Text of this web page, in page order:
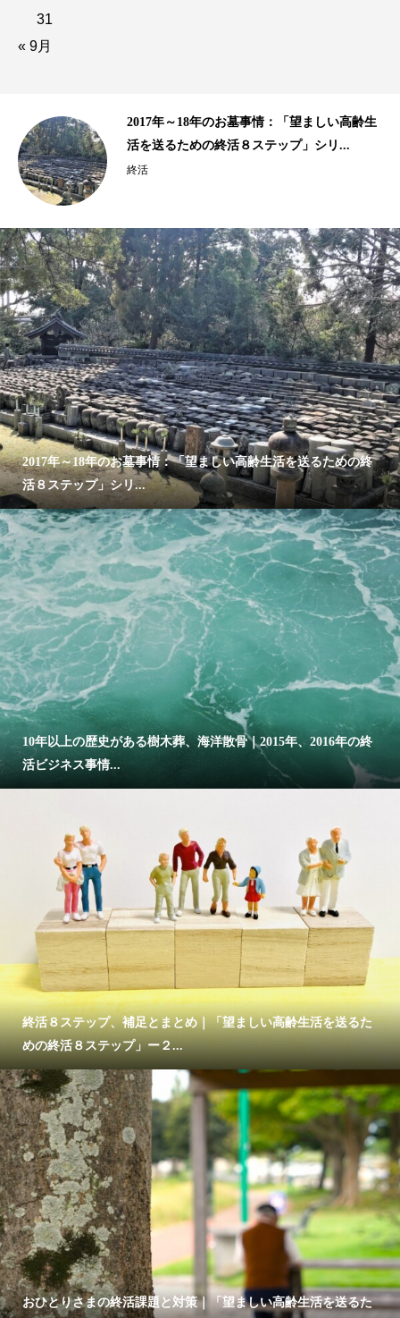
31
« 9月
10年以上の歴史がある樹木葬、海洋散骨｜
2015年、2016年の終活ビジネス事情...
終活
2017年～18年のお墓事情：「望ましい高齢生活を送るための終
活８ステップ」シリ...
10年以上の歴史がある樹木葬、海洋散骨｜2015年、2016年の終
活ビジネス事情...
終活８ステップ、補足とまとめ｜「望ましい高齢生活を送るた
めの終活８ステップ」ー２...
おひとりさまの終活課題と対策｜「望ましい高齢生活を送るた